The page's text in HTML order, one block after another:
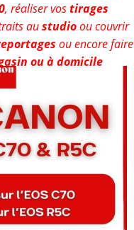
, réaliser vostirages
austudioou couvrir
ou encore faire
ou à domicile